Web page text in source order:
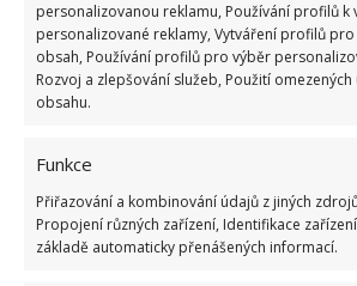
personalizovanou reklamu, Používání profilů k
personalizované reklamy, Vytváření profilů
obsah, Používání profilů pro výběr
Rozvoj a zlepšování služeb, Použití
obsahu.
Funkce
Přiřazování a kombinování údajů z jiných
Propojení různých zařízení, Identifikace
základě automaticky přenášených informací.
Fotografie: Pexels
Na topení je vhodné dát ovoce
papíru a každých dvanáct hodin ho
ji použít také.
Usušené
dozdobit například badyánemči
nebo je nechat jen tak. Pomocí jehly